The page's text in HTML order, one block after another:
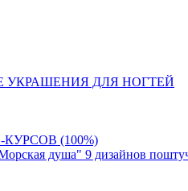
УКРАШЕНИЯ ДЛЯ НОГТЕЙ
(100%)
душа" 9 дизайнов